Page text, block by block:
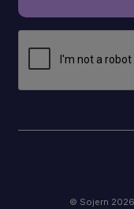
© Sojern